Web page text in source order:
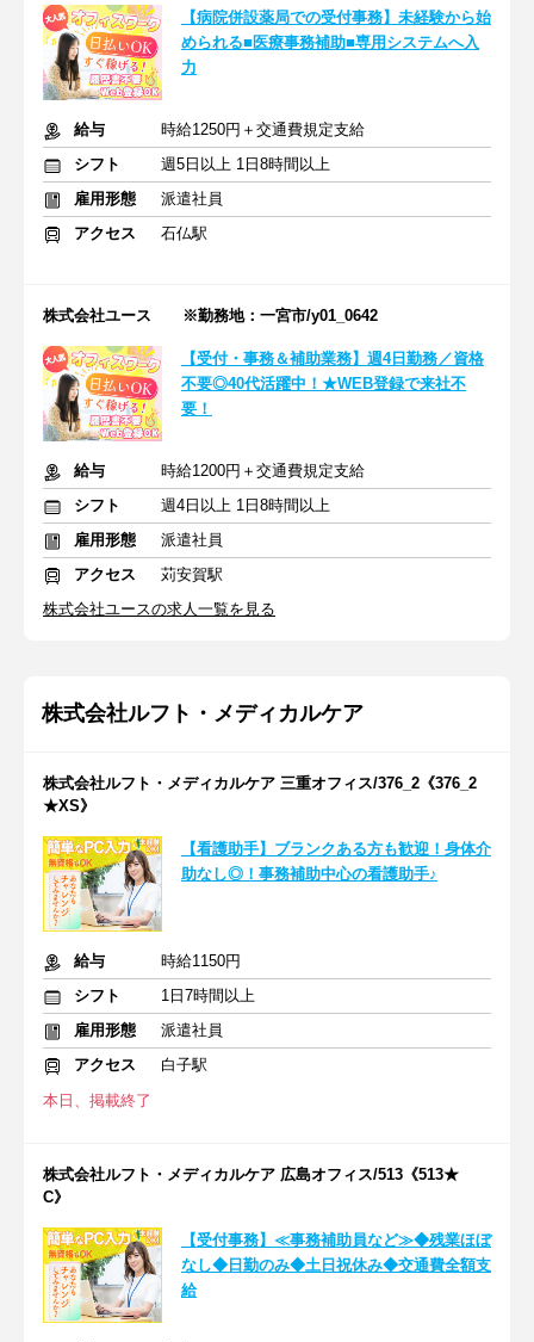
【病院併設薬局での受付事務】未経験から始
められる■医療事務補助■専用システムへ入
力
給与
時給1250円＋交通費規定支給
シフト
週5日以上 1日8時間以上
雇用形態
派遣社員
アクセス
石仏駅
株式会社ユース ※勤務地：一宮市/y01_0642
【受付・事務＆補助業務】週4日勤務／資格
不要◎40代活躍中！★WEB登録で来社不
要！
給与
時給1200円＋交通費規定支給
シフト
週4日以上 1日8時間以上
雇用形態
派遣社員
アクセス
苅安賀駅
株式会社ユースの求人一覧を見る
株式会社ルフト・メディカルケア
株式会社ルフト・メディカルケア 三重オフィス/376_2《376_2
★XS》
【看護助手】ブランクある方も歓迎！身体介
助なし◎！事務補助中心の看護助手♪
給与
時給1150円
シフト
1日7時間以上
雇用形態
派遣社員
アクセス
白子駅
本日、掲載終了
株式会社ルフト・メディカルケア 広島オフィス/513《513★
C》
【受付事務】≪事務補助員など≫◆残業ほぼ
なし◆日勤のみ◆土日祝休み◆交通費全額支
給